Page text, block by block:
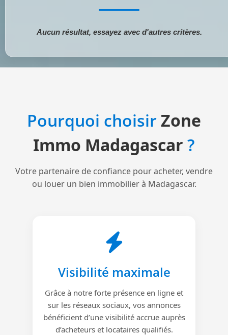
Aucun résultat, essayez avec d'autres critères.
Pourquoi choisirZone
Immo Madagascar ?
Votre partenaire de confiance pour acheter, vendre
ou louer un bien immobilier à Madagascar.
Visibilité maximale
Grâce à notre forte présence en ligne et
sur les réseaux sociaux, vos annonces
bénéficient d’une visibilité accrue auprès
d’acheteurs et locataires qualifiés.